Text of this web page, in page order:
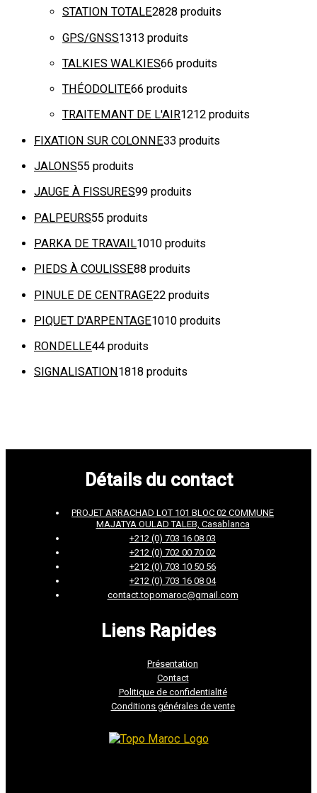
STATION TOTALE2828 produits
GPS/GNSS1313 produits
TALKIES WALKIES66 produits
THÉODOLITE66 produits
TRAITEMANT DE L'AIR1212 produits
FIXATION SUR COLONNE33 produits
JALONS55 produits
JAUGE À FISSURES99 produits
PALPEURS55 produits
PARKA DE TRAVAIL1010 produits
PIEDS À COULISSE88 produits
PINULE DE CENTRAGE22 produits
PIQUET D'ARPENTAGE1010 produits
RONDELLE44 produits
SIGNALISATION 1818 produits
Détails du contact
PROJET ARRACHAD LOT 101 BLOC 02 COMMUNE
MAJATYA OULAD TALEB, Casablanca
+212 (0) 703 16 08 03
+212 (0) 702 00 70 02
+212 (0) 703 10 50 56
+212 (0) 703 16 08 04
contact.topomaroc@gmail.com
Liens Rapides
Présentation
Contact
Politique de confidentialité
Conditions générales de vente